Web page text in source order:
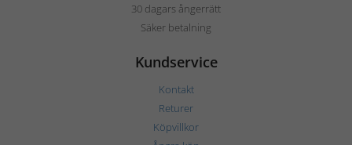
30 dagars ångerrätt
Säker betalning
Kundservice
Kontakt
Returer
Köpvillkor